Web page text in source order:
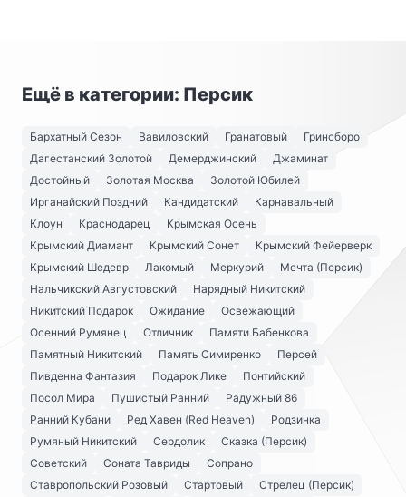
Ещё в категории: Персик
Бархатный Сезон Вавиловский Гранатовый
Гринсборо
Дагестанский Золотой
Демерджинский
Джаминат
Достойный
Золотая Москва
Золотой Юбилей
Ирганайский Поздний
Кандидатский
Карнавальный
Клоун
Краснодарец
Крымская Осень
Крымский Диамант
Крымский Сонет
Крымский Фейерверк
Крымский Шедевр
Лакомый Меркурий
Мечта (Персик)
Нальчикский Августовский
Нарядный Никитский
Никитский Подарок
Ожидание
Освежающий
Осенний Румянец
Отличник
Памяти Бабенкова
Памятный Никитский
Память Симиренко
Персей
Пивденна Фантазия
Подарок Лике
Понтийский
Посол Мира
Пушистый Ранний
Радужный 86
Ранний Кубани
Ред Хавен (Red Heaven)
Родзинка
Румяный Никитский
Сердолик
Сказка (Персик)
Советский
Соната Тавриды
Сопрано
Ставропольский Розовый
Стартовый
Стрелец (Персик)